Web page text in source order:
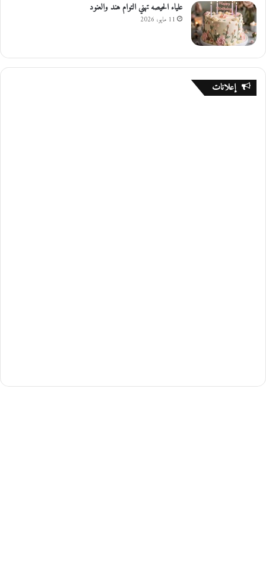
علياء الحيصه تهني التوام هند والعنود
11 مايو، 2026
إعلانات